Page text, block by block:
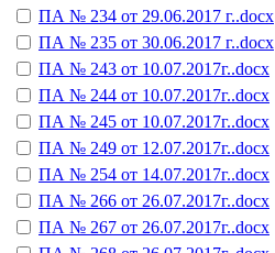
ПА № 234 от 29.06.2017 г..docx
ПА № 235 от 30.06.2017 г..docx
ПА № 243 от 10.07.2017г..docx
ПА № 244 от 10.07.2017г..docx
ПА № 245 от 10.07.2017г..docx
ПА № 249 от 12.07.2017г..docx
ПА № 254 от 14.07.2017г..docx
ПА № 266 от 26.07.2017г..docx
ПА № 267 от 26.07.2017г..docx